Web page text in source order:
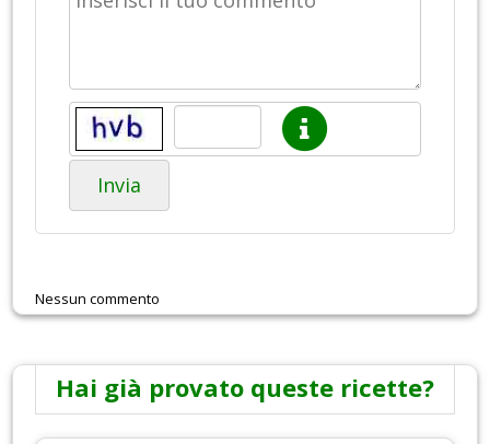
Invia
Nessun commento
Hai già provato queste ricette?